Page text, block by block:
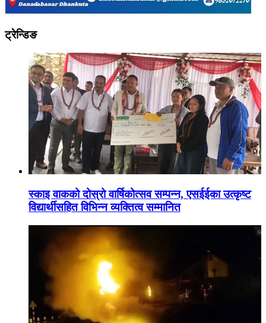
ट्रेन्डिङ
स्काइ वाकको दोस्रो वार्षिकोत्सव सम्पन्न, एसईईका उत्कृष्ट
विद्यार्थीसहित विभिन्न व्यक्तित्व सम्मानित